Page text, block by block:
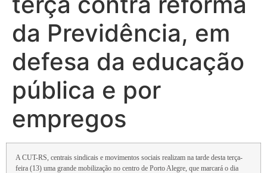
da Previdência, em
defesa da educação
pública e por
empregos
A CUT-RS, centrais sindicais e movimentos sociais realizam na tarde desta terça-
feira (13) uma grande mobilização no centro de Porto Alegre, que marcará o dia